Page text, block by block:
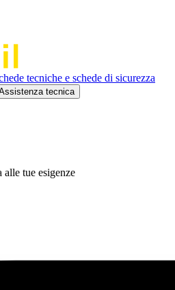
tecniche e schede di sicurezza
tecnica
alle tue esigenze